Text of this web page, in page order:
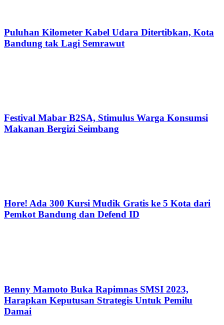
Puluhan Kilometer Kabel Udara Ditertibkan, Kota
Bandung tak Lagi Semrawut
Festival Mabar B2SA, Stimulus Warga Konsumsi
Makanan Bergizi Seimbang
Hore! Ada 300 Kursi Mudik Gratis ke 5 Kota dari
Pemkot Bandung dan Defend ID
Benny Mamoto Buka Rapimnas SMSI 2023,
Harapkan Keputusan Strategis Untuk Pemilu
Damai